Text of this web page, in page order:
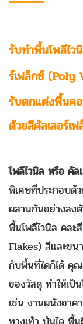
รับทำพื้นโพลีไ
ร์เฟล็กซ์(Poly
รับตกแต่งพื้นค
ด้วยสีคัลเลอร์เ
โพลีไวนิล หรือ คัล
พิเศษที่ประกอบด้
ผสานกันอย่างลง
พื้นโพลีไวนิล คล
Flakes) สีและขน
กับพื้นที่ใดก็ได้ คุ
ของวัสดุ ทำให้เป็
เช่น งานผนังอาค